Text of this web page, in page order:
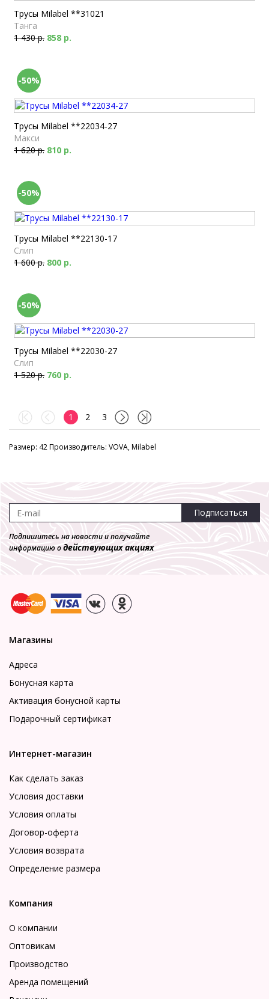
Трусы Milabel **31021
Танга
1 430 р. 858 р.
-50%
Трусы Milabel **22034-27
Макси
1 620 р. 810 р.
-50%
Трусы Milabel **22130-17
Слип
1 600 р. 800 р.
-50%
Трусы Milabel **22030-27
Слип
1 520 р. 760 р.
1 2 3
Размер: 42 Производитель: VOVA, Milabel
Подписаться
Подпишитесь на новости и получайте
информацию одействующих акциях
Магазины
Адреса
Бонусная карта
Активация бонусной карты
Подарочный сертификат
Интернет-магазин
Как сделать заказ
Условия доставки
Условия оплаты
Договор-оферта
Условия возврата
Определение размера
Компания
О компании
Оптовикам
Производство
Аренда помещений